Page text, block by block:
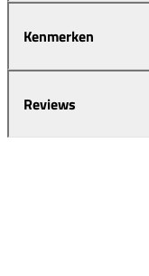
Kenmerken
Reviews